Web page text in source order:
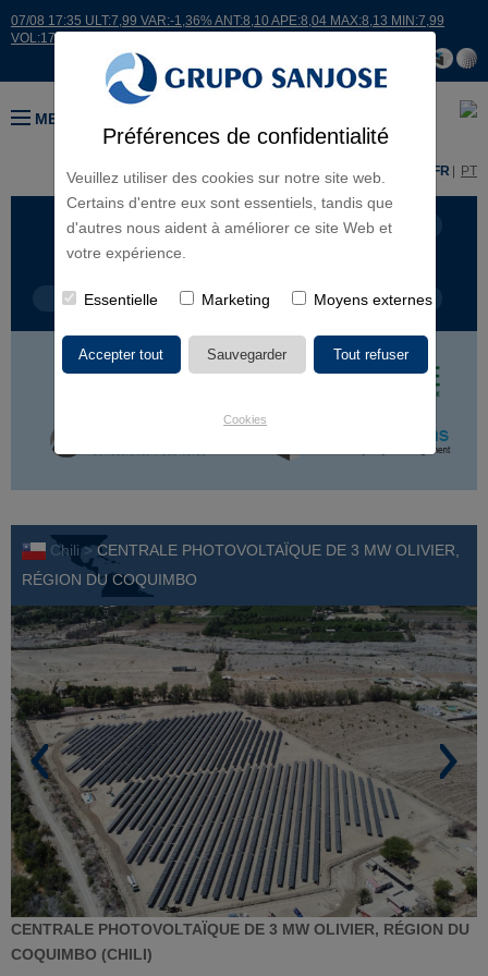
Préférences de confidentialité
Veuillez utiliser des cookies sur notre site web.
Certains d'entre eux sont essentiels, tandis que
d'autres nous aident à améliorer ce site Web et
votre expérience.
Essentielle Marketing Moyens externes
Cookies
07/08 17:35 ULT:7,99 VAR:-1,36% ANT:8,10 APE:8,04 MAX:8,13 MIN:7,99
VOL:17664
MENU
ES FR PT
LIGNES D'ACTIVITÉ CONTINENTS
TYPE DE PROJET NOM DU PROJET
Chili >CENTRALE PHOTOVOLTAÏQUE DE 3 MW OLIVIER,
RÉGION DU COQUIMBO
CENTRALE PHOTOVOLTAÏQUE DE 3 MW OLIVIER, RÉGION DU
COQUIMBO (CHILI)